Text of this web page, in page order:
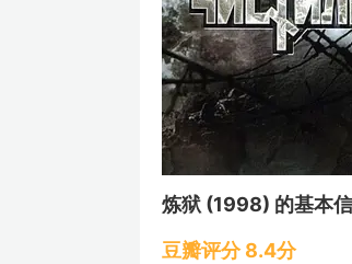
炼狱 (1998) 的基本
豆瓣评分 8.4分